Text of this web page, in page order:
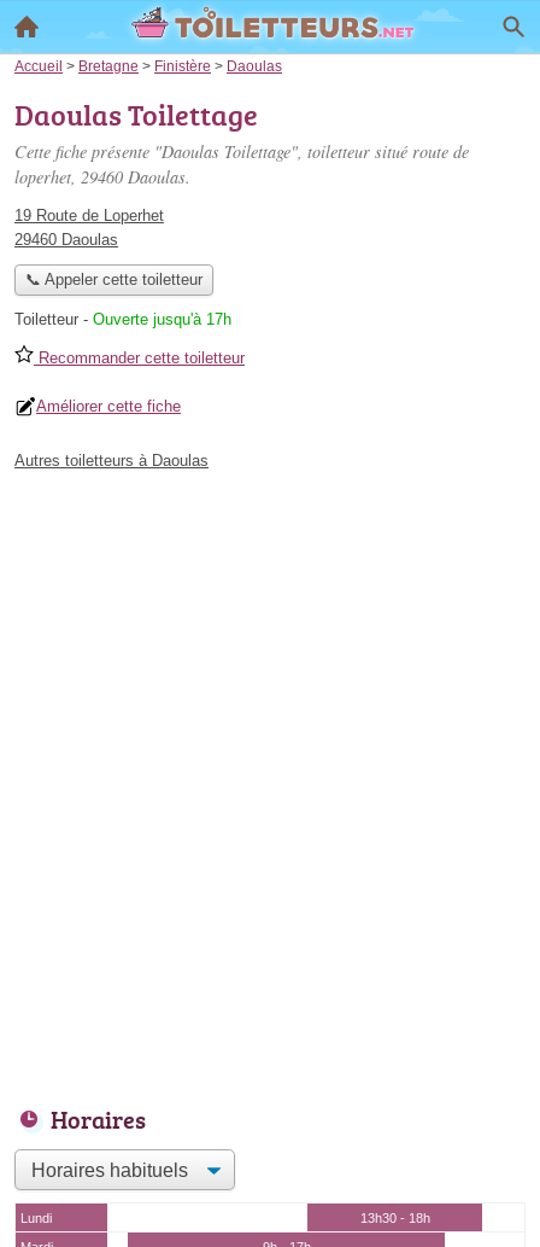
Accueil > Bretagne > Finistère > Daoulas
Daoulas Toilettage
Cette fiche présente "Daoulas Toilettage", toiletteur situé route de
loperhet, 29460 Daoulas.
19 Route de Loperhet
29460 Daoulas
📞 Appeler cette toiletteur
Toiletteur - Ouverte jusqu'à 17h
Recommander cette toiletteur
Améliorer cette fiche
Autres toiletteurs à Daoulas
Horaires
Lundi
13h30 - 18h